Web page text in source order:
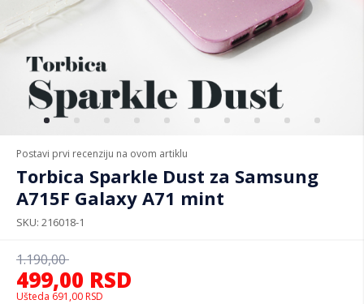
Postavi prvi recenziju na ovom artiklu
Torbica Sparkle Dust za Samsung
A715F Galaxy A71 mint
SKU 216018-1
499,00 RSD
1.190,00
Ušteda 691,00 RSD